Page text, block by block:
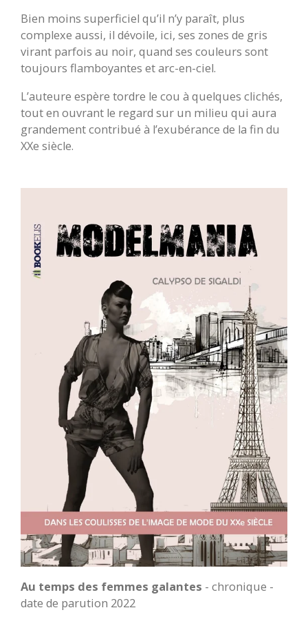
Bien moins superficiel qu’il n’y paraît, plus
complexe aussi, il dévoile, ici, ses zones de gris
virant parfois au noir, quand ses couleurs sont
toujours flamboyantes et arc-en-ciel.
L’auteure espère tordre le cou à quelques clichés,
tout en ouvrant le regard sur un milieu qui aura
grandement contribué à l’exubérance de la fin du
XXe siècle.
Au temps des femmes galantes - chronique -
date de parution 2022